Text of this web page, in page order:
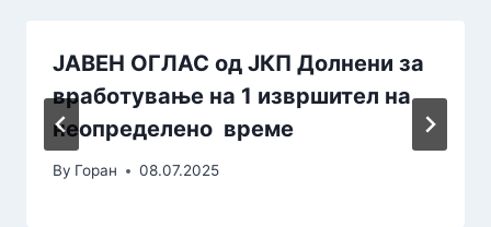
ЈАВЕН ОГЛАС од ЈКП Долнени за
вработување на 1 извршител на
неопределено време
By Горан 08.07.2025